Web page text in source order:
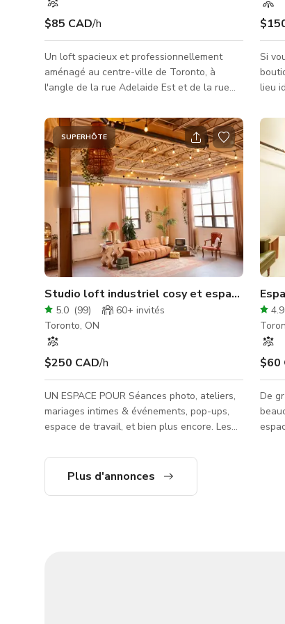
$85 CAD/h
Un loft spacieux et professionnellement
aménagé au centre-ville de Toronto, à
l'angle de la rue Adelaide Est et de la rue
deuxième étage, dispose de plafonds de 12
pieds, de fenêtres panoramiques et d'une
abondance de lumière naturelle. Les
intérieurs sont soigneusement conçus avec
des meubles vintage, des œuvres d'art, des
plantes et des pièces distinctives.
L'esthétique mélange le design moderne du
milieu du siècle avec des élém
Si
lieu
cour
urbain
en
SUPERHÔTE
Studio loft industriel cosy et espace
5.0 (99) 60+ invités
Toronto, ON
$250 CAD/h
UN ESPACE POUR Séances photo, ateliers,
mariages intimes & événements, pop-ups,
espace de travail, et bien plus encore. Les
long de l'année et peuvent être adaptées à
vos besoins. POUR 2025 Les tarifs PHOTO &
$60
De
Plus d'annonces